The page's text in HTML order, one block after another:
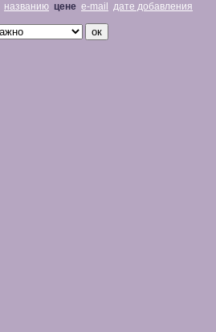
названию цене e-mail дате добавления